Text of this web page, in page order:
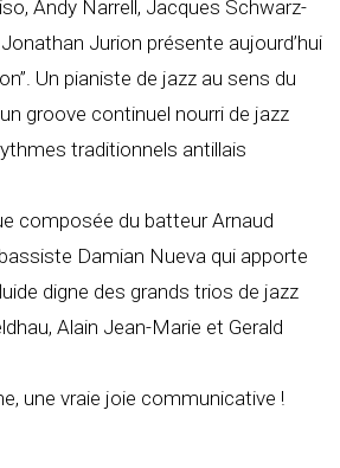
Andy Narrell, Jacques Schwarz-
Jurion présente aujourd’hui
Un pianiste de jazz au sens du
groove continuel nourri de jazz
traditionnels antillais
composée du batteur Arnaud
Damian Nueva qui apporte
digne des grands trios de jazz
Alain Jean-Marie et Gerald
une vraie joie communicative !